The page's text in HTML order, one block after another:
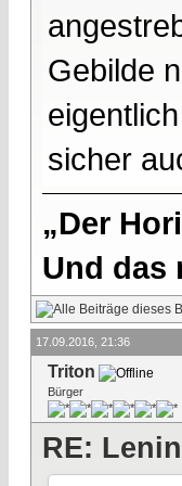
Gebilde
sicher
„Der
Und das
17.09.2016, 21:36
Triton
Bürger
RE: